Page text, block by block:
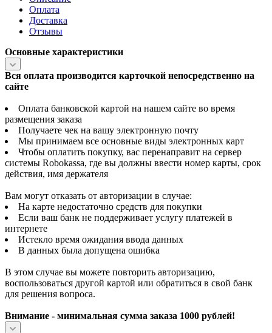
Оплата
Доставка
Отзывы
Основные характеристики
Вся оплата производится карточкой непосредственно на
сайте
Оплата банковской картой на нашем сайте во время
размещения заказа
Получаете чек на вашу электронную почту
Мы принимаем все основные виды электронных карт
Чтобы оплатить покупку, вас перенаправит на сервер
системы Robokassa, где вы должны ввести номер карты, срок
действия, имя держателя
Вам могут отказать от авторизации в случае:
На карте недостаточно средств для покупки
Если ваш банк не поддерживает услугу платежей в
интернете
Истекло время ожидания ввода данных
В данных была допущена ошибка
В этом случае вы можете повторить авторизацию,
воспользоваться другой картой или обратиться в свой банк
для решения вопроса.
Внимание - минимальная сумма заказа 1000 рублей!